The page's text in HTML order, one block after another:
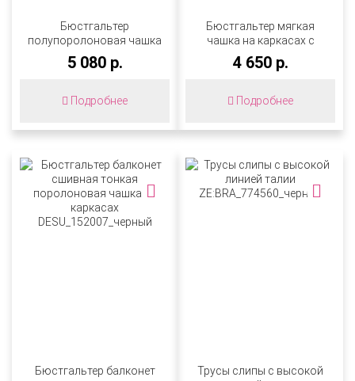
Бюстгальтер
полупоролоновая чашка
на каркасах
DESU_111111_молоко
5 080 р.
Подробнее
Бюстгальтер мягкая
чашка на каркасах с
боковым подкроем из
поролона и широкими
DESU_156007_черный
4 650 р.
Подробнее
Бюстгальтер балконет
Трусы слипы с высокой